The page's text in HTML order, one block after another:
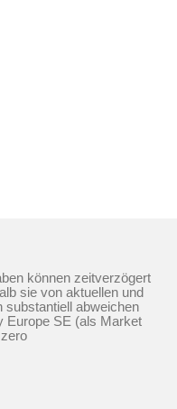
können zeitverzögert
sie von aktuellen und
substantiell abweichen
Europe SE (als Market